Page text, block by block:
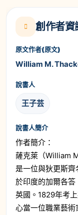
創作者資
原文作者(原文)
William M.
說書人
王子芸
說書人簡介
作者簡介：
薩克萊（William
是一位與狄更斯
於印度的加爾各
英國。1829年考
心當一位職業藝